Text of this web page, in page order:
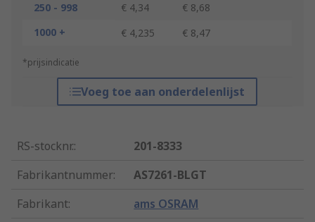
250 - 998
€ 4,34
€ 8,68
1000 +
€ 4,235 € 8,47
*prijsindicatie
Voeg toe aan onderdelenlijst
RS-stocknr.:
201-8333
Fabrikantnummer:
AS7261-BLGT
Fabrikant: ams OSRAM